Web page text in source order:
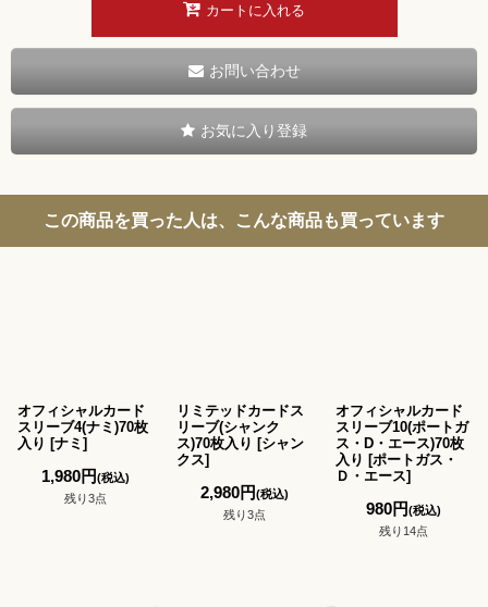
カートに入れる
お問い合わせ
お気に入り登録
この商品を買った人は、こんな商品も買っています
オフィシャルカード
スリーブ4(ナミ)70枚
入り [ナミ ]
1,980円(税込)
残り3点
リミテッドカードス
リーブ(シャンク
ス)70枚入り [シャン
クス]
2,980円(税込)
残り3点
オフィシャルカード
スリーブ10(ポートガ
ス・D・エース)70枚
入り [ポートガス・
Ｄ・エース]
980円(税込)
残り14点